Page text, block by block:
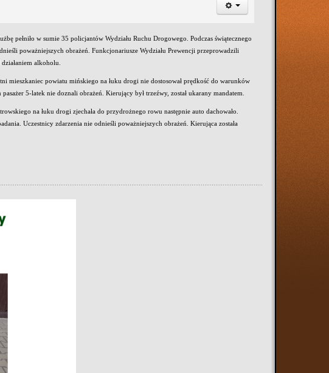
pełniło w sumie 35 policjantów Wydziału Ruchu Drogowego. Podczas świątecznego
poważniejszych obrażeń. Funkcjonariusze Wydziału Prewencji przeprowadzili
alkoholu.
powiatu mińskiego na łuku drogi nie dostosował prędkość do warunków
5-latek nie doznali obrażeń. Kierujący był trzeźwy, został ukarany mandatem.
na łuku drogi zjechała do przydrożnego rowu następnie auto dachowało.
Uczestnicy zdarzenia nie odnieśli poważniejszych obrażeń. Kierująca została